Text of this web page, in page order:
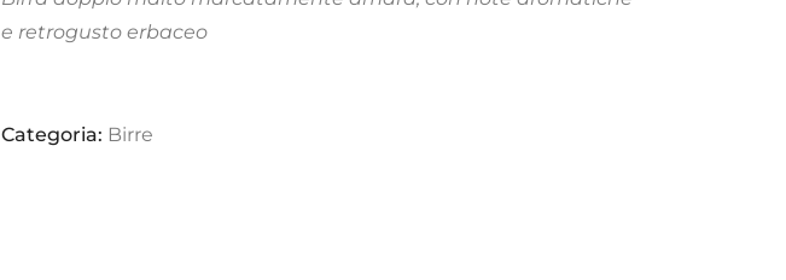
e retrogusto erbaceo
Categoria: Birre